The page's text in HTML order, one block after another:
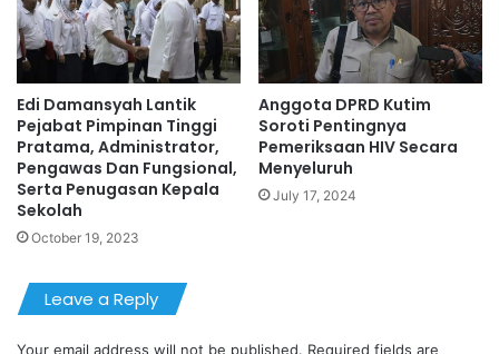
Edi Damansyah Lantik
Pejabat Pimpinan Tinggi
Pratama, Administrator,
Pengawas Dan Fungsional,
Serta Penugasan Kepala
Sekolah
October 19, 2023
Anggota DPRD Kutim
Soroti Pentingnya
Pemeriksaan HIV Secara
Menyeluruh
July 17, 2024
Leave a Reply
Your email address will not be published. Required fields are